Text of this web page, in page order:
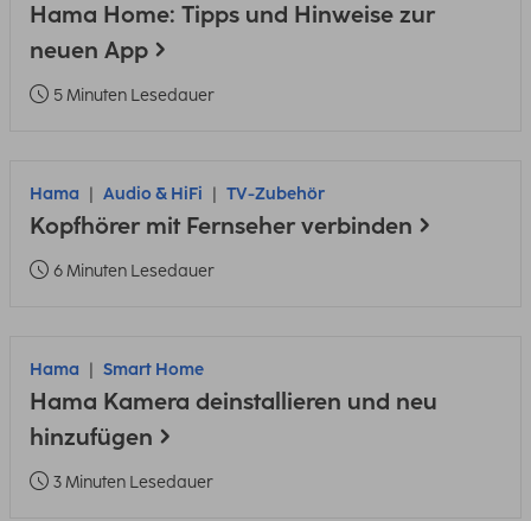
Hama Home: Tipps und Hinweise zur
neuen App
5 Minuten Lesedauer
Hama Audio & HiFi TV-Zubehör
Kopfhörer mit Fernseher verbinden
6 Minuten Lesedauer
Hama Smart Home
Hama Kamera deinstallieren und neu
hinzufügen
3 Minuten Lesedauer